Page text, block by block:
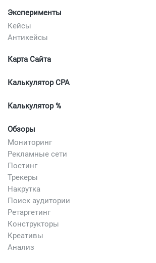
Эксперименты
Кейсы
Антикейсы
Карта Сайта
Калькулятор CPA
Калькулятор %
Обзоры
Мониторинг
Рекламные сети
Постинг
Трекеры
Накрутка
Поиск аудитории
Ретаргетинг
Конструкторы
Креативы
Анализ